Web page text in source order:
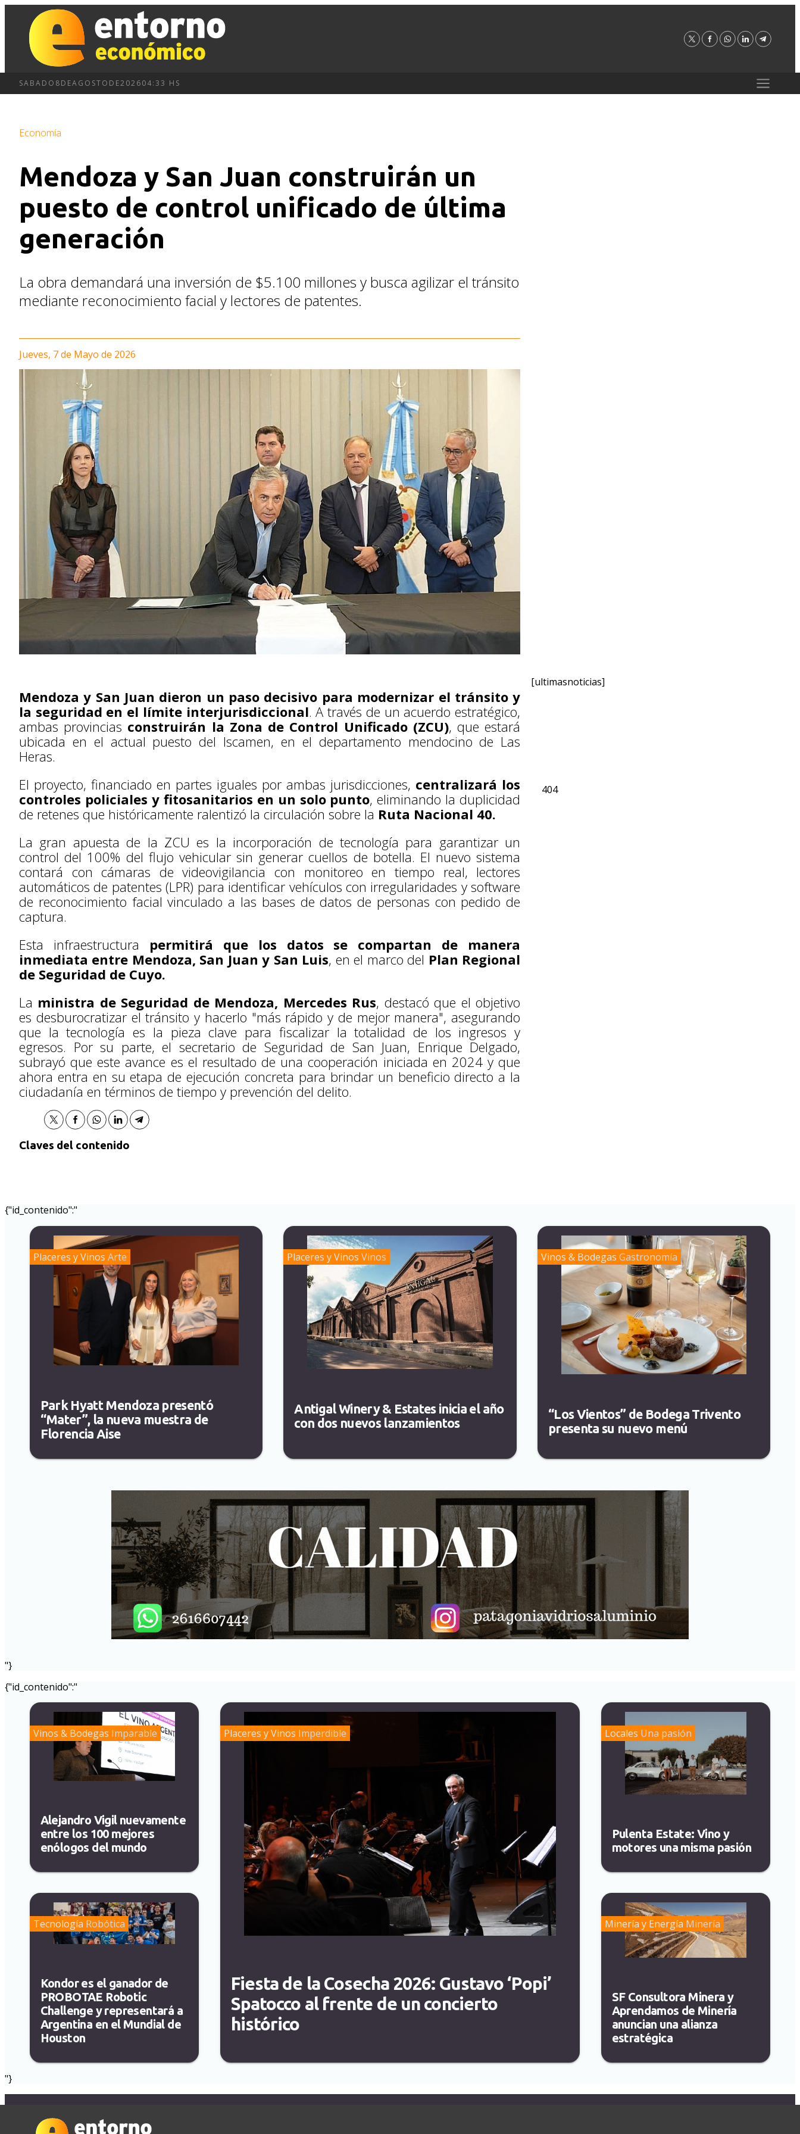
SABADO 8DEAGOSTO DE202604:33 HS
Economía
Mendoza y San Juan construirán un
puesto de control unificado de última
generación
La obra demandará una inversión de $5.100 millones y busca agilizar el tránsito
mediante reconocimiento facial y lectores de patentes.
Jueves, 7 de Mayo de 2026
404
[ultimasnoticias]
Mendoza y San Juan dieron un paso decisivo para modernizar el tránsito y
la seguridad en el límite interjurisdiccional. A través de un acuerdo estratégico,
ambas provincias construirán la Zona de Control Unificado (ZCU), que estará
ubicada en el actual puesto del Iscamen, en el departamento mendocino de Las
Heras.
El proyecto, financiado en partes iguales por ambas jurisdicciones, centralizará los
controles policiales y fitosanitarios en un solo punto, eliminando la duplicidad
de retenes que históricamente ralentizó la circulación sobre la Ruta Nacional 40.
La gran apuesta de la ZCU es la incorporación de tecnología para garantizar un
control del 100% del flujo vehicular sin generar cuellos de botella. El nuevo sistema
contará con cámaras de videovigilancia con monitoreo en tiempo real, lectores
automáticos de patentes (LPR) para identificar vehículos con irregularidades y software
de reconocimiento facial vinculado a las bases de datos de personas con pedido de
captura.
Esta infraestructura permitirá que los datos se compartan de manera
inmediata entre Mendoza, San Juan y San Luis, en el marco del Plan Regional
de Seguridad de Cuyo.
La ministra de Seguridad de Mendoza, Mercedes Rus, destacó que el objetivo
es desburocratizar el tránsito y hacerlo "más rápido y de mejor manera", asegurando
que la tecnología es la pieza clave para fiscalizar la totalidad de los ingresos y
egresos. Por su parte, el secretario de Seguridad de San Juan, Enrique Delgado,
subrayó que este avance es el resultado de una cooperación iniciada en 2024 y que
ahora entra en su etapa de ejecución concreta para brindar un beneficio directo a la
ciudadanía en términos de tiempo y prevención del delito.
Claves del contenido
{"id_contenido":"
Vinos & Bodegas Gastronomía
“Los Vientos” de Bodega Trivento
presenta su nuevo menú
Placeres y Vinos Vinos
Antigal Winery & Estates inicia el año
con dos nuevos lanzamientos
Placeres y Vinos Arte
Park Hyatt Mendoza presentó
“Mater”, la nueva muestra de
Florencia Aise
"}
{"id_contenido":"
Locales Una pasión
Pulenta Estate: Vino y
motores una misma pasión
Placeres y Vinos Imperdible
Fiesta de la Cosecha 2026: Gustavo ‘Popi’
Spatocco al frente de un concierto
histórico
Vinos & Bodegas Imparable
Alejandro Vigil nuevamente
entre los 100 mejores
enólogos del mundo
Minería y Energía Minería
SF Consultora Minera y
Aprendamos de Minería
anuncian una alianza
estratégica
Tecnología Robótica
Kondor es el ganador de
PROBOTAE Robotic
Challenge y representará a
Argentina en el Mundial de
Houston
"}